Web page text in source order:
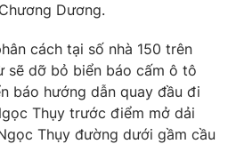
Shorts video
VTV Thể thao
Dương.
cách tại số nhà 150 trên
sẽ dỡ bỏ biển báo cấm ô tô
báo hướng dẫn quay đầu đi
Thụy trước điểm mở dải
Thụy đường dưới gầm cầu